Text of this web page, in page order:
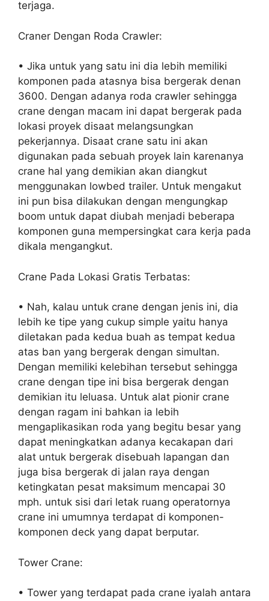
terjaga.
Craner Dengan Roda Crawler:
• Jika untuk yang satu ini dia lebih memiliki
komponen pada atasnya bisa bergerak denan
3600. Dengan adanya roda crawler sehingga
crane dengan macam ini dapat bergerak pada
lokasi proyek disaat melangsungkan
pekerjannya. Disaat crane satu ini akan
digunakan pada sebuah proyek lain karenanya
crane hal yang demikian akan diangkut
menggunakan lowbed trailer. Untuk mengakut
ini pun bisa dilakukan dengan mengungkap
boom untuk dapat diubah menjadi beberapa
komponen guna mempersingkat cara kerja pada
dikala mengangkut.
Crane Pada Lokasi Gratis Terbatas:
• Nah, kalau untuk crane dengan jenis ini, dia
lebih ke tipe yang cukup simple yaitu hanya
diletakan pada kedua buah as tempat kedua
atas ban yang bergerak dengan simultan.
Dengan memiliki kelebihan tersebut sehingga
crane dengan tipe ini bisa bergerak dengan
demikian itu leluasa. Untuk alat pionir crane
dengan ragam ini bahkan ia lebih
mengaplikasikan roda yang begitu besar yang
dapat meningkatkan adanya kecakapan dari
alat untuk bergerak disebuah lapangan dan
juga bisa bergerak di jalan raya dengan
ketingkatan pesat maksimum mencapai 30
mph. untuk sisi dari letak ruang operatornya
crane ini umumnya terdapat di komponen-
komponen deck yang dapat berputar.
Tower Crane:
• Tower yang terdapat pada crane iyalah antara